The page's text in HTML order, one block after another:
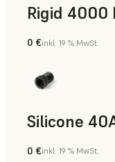
Rigid 4000
Technik
0 €inkl. 19 % MwSt.
Silicone
Technik
0 €inkl. 19 % MwSt.